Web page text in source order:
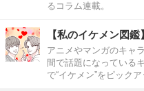
るコラム連載。
【私のイケメン図鑑】
アニメやマンガのキャ
間で話題になっている
で“イケメン”をピック